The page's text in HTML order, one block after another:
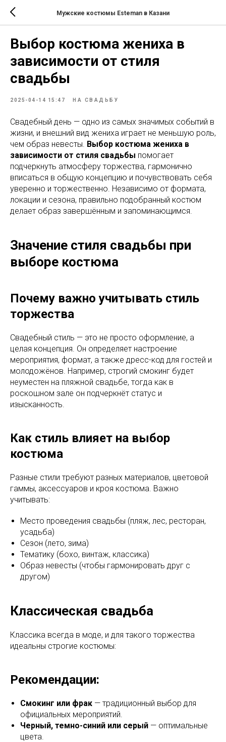
Мужские костюмы Esteman в Казани
Выбор костюма жениха в
зависимости от стиля
свадьбы
2025-04-14 15:47 НА СВАДЬБУ
Свадебный день — одно из самых значимых событий в
жизни, и внешний вид жениха играет не меньшую роль,
чем образ невесты. Выбор костюма жениха в
зависимости от стиля свадьбы помогает
подчеркнуть атмосферу торжества, гармонично
вписаться в общую концепцию и почувствовать себя
уверенно и торжественно. Независимо от формата,
локации и сезона, правильно подобранный костюм
делает образ завершённым и запоминающимся.
Значение стиля свадьбы при
выборе костюма
Почему важно учитывать стиль
торжества
Свадебный стиль — это не просто оформление, а
целая концепция. Он определяет настроение
мероприятия, формат, а также дресс-код для гостей и
молодожёнов. Например, строгий смокинг будет
неуместен на пляжной свадьбе, тогда как в
роскошном зале он подчеркнёт статус и
изысканность.
Как стиль влияет на выбор
костюма
Разные стили требуют разных материалов, цветовой
гаммы, аксессуаров и кроя костюма. Важно
учитывать:
Место проведения свадьбы (пляж, лес, ресторан,
усадьба)
Сезон (лето, зима)
Тематику (бохо, винтаж, классика)
Образ невесты (чтобы гармонировать друг с
другом)
Классическая свадьба
Классика всегда в моде, и для такого торжества
идеальны строгие костюмы:
Рекомендации:
Смокинг или фрак — традиционный выбор для
официальных мероприятий.
Черный, темно-синий или серый — оптимальные
цвета.